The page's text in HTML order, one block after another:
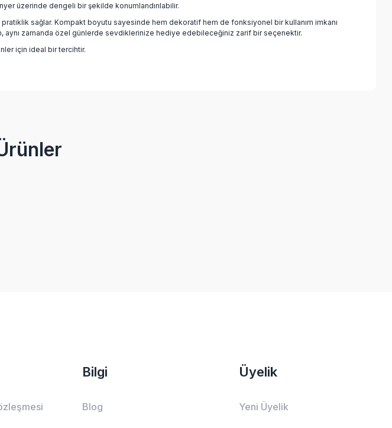
üzerinde dengeli bir şekilde konumlandırılabilir.
sağlar. Kompakt boyutu sayesinde hem dekoratif hem de fonksiyonel bir kullanım imkanı
aynı zamanda özel günlerde sevdiklerinize hediye edebileceğiniz zarif bir seçenektir.
için ideal bir tercihtir.
Bilgi
Blog
Üyelik
Yeni Üyelik